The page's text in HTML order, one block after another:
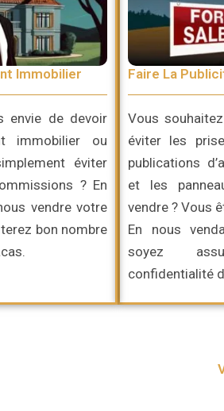
Faire La
Vous
éviter les
publications
et les
vendre ? Vous
En nous
soyez
confidentialité
Immobilier
envie de devoir
immobilier ou
éviter
? En
vendre votre
bon nombre